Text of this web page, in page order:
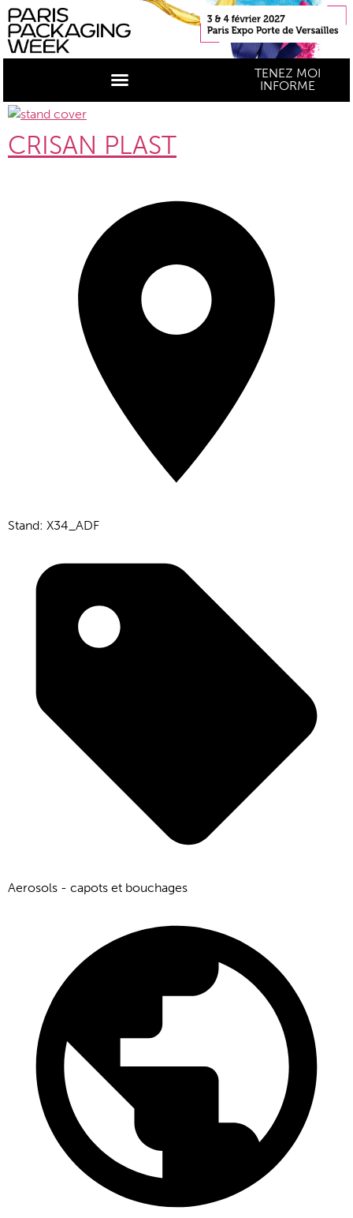
TENEZ MOI
INFORME
CRISAN PLAST
Stand: X34_ADF
Aerosols - capots et bouchages